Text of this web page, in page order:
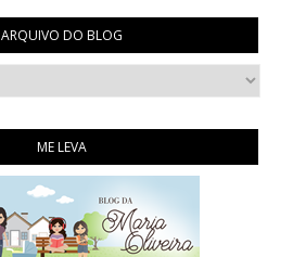
ARQUIVO DO BLOG
ME LEVA